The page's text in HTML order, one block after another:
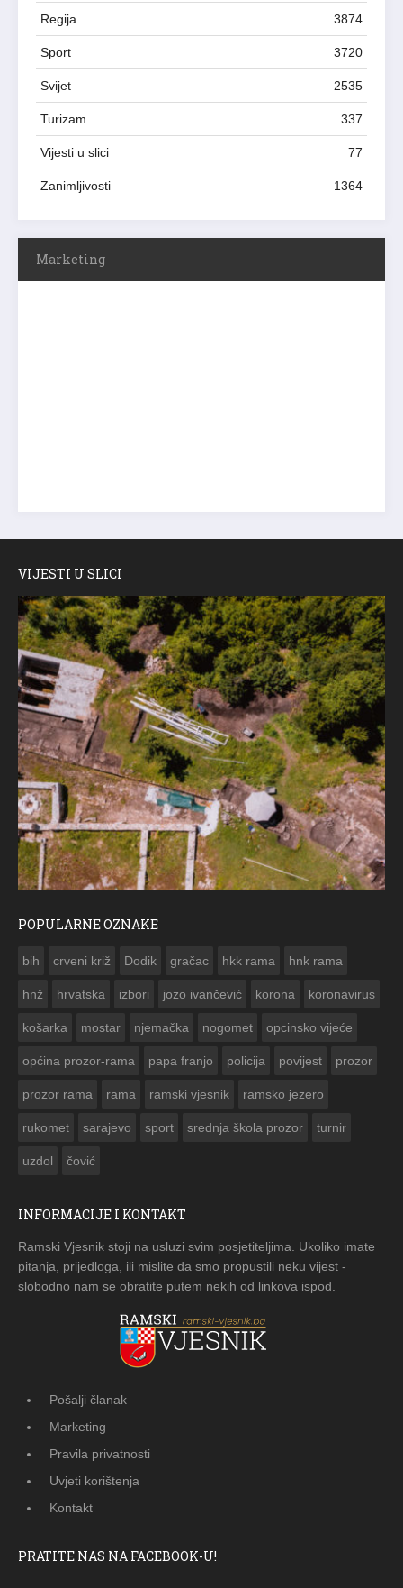
Regija 3874
Sport 3720
Svijet 2535
Turizam 337
Vijesti u slici 77
Zanimljivosti 1364
Marketing
VIJESTI U SLICI
POPULARNE OZNAKE
bih crveni križ Dodik gračac hkk rama hnk rama
hnž hrvatska izbori jozo ivančević korona koronavirus
košarka mostar njemačka nogomet opcinsko vijeće
općina prozor-rama papa franjo policija povijest prozor
prozor rama rama ramski vjesnik ramsko jezero
rukomet sarajevo sport srednja škola prozor turnir
uzdol čović
INFORMACIJE I KONTAKT
Ramski Vjesnik stoji na usluzi svim posjetiteljima. Ukoliko imate
pitanja, prijedloga, ili mislite da smo propustili neku vijest -
slobodno nam se obratite putem nekih od linkova ispod.
Pošalji članak
Marketing
Pravila privatnosti
Uvjeti korištenja
Kontakt
PRATITE NAS NA FACEBOOK-U!